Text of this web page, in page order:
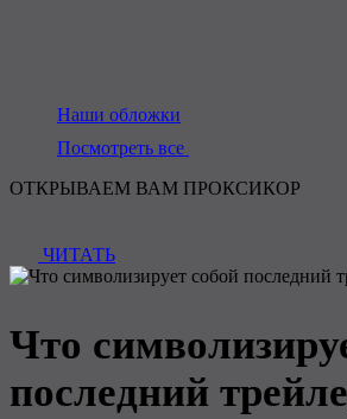
Наши обложки
Посмотреть все
ОТКРЫВАЕМ ВАМ ПРОКСИКОР
ЧИТАТЬ
Что
последний